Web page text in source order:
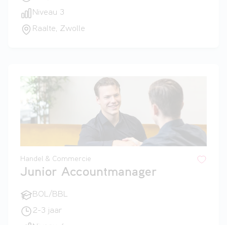
Niveau 3
Raalte, Zwolle
Handel & Commercie
Junior Accountmanager
BOL/BBL
2-3 jaar